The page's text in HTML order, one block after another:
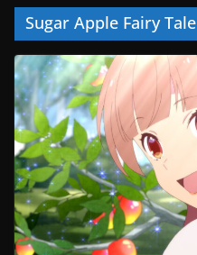
Sugar Apple Fairy Tale